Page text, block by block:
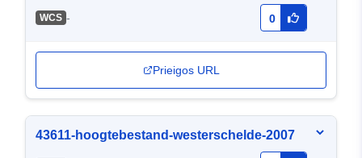
WCS - 0
Prieigos URL
43611-hoogtebestand-westerschelde-2007